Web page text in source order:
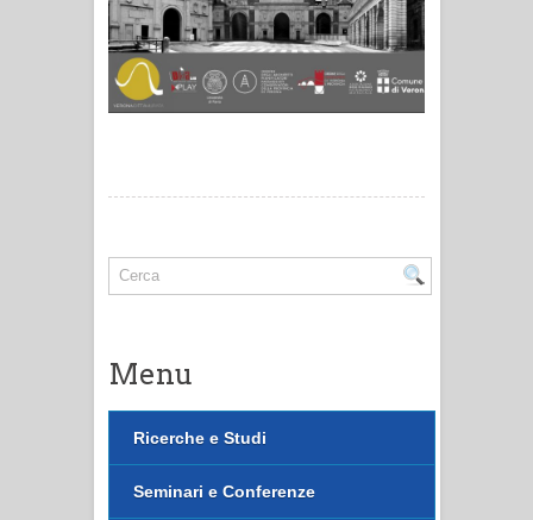
Menu
Ricerche e Studi
Seminari e Conferenze